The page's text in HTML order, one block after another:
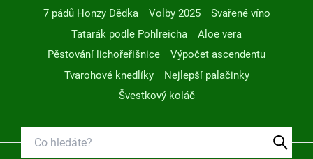
7 pádů Honzy Dědka
Volby 2025
Svařené víno
Tatarák podle Pohlreicha
Aloe vera
Pěstování lichořeřišnice
Výpočet ascendentu
Tvarohové knedlíky
Nejlepší palačinky
Švestkový koláč